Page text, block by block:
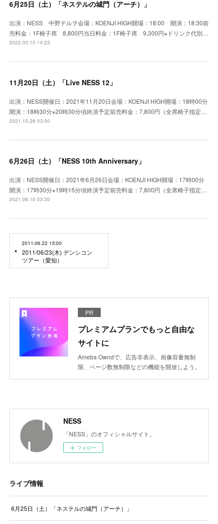
6月25日（土）「ネステルの城門（アーチ）」
出演：NESS 中野テルヲ会場：KOENJI HIGH開場：18:00 開演：18:30前
売料金：1F椅子席 8,800円当日料金：1F椅子席 9,300円※ドリンク代別…
2022.03.10 14:23
11月20日（土）「Live NESS 12」
出演：NESS開催日：2021年11月20日会場：KOENJI HIGH開場：18時00分
開演：18時30分※20時30分頃終演予定前売料金：7,800円（全席椅子指定…
2021.10.26 03:00
6月26日（土）「NESS 10th Anniversary」
出演：NESS開催日：2021年6月26日会場：KOENJI HIGH開場：17時00分
開演：17時30分※19時15分頃終演予定前売料金：7,800円（全席椅子指定…
2021.06.10 03:30
2011.06.22 15:00
2011/06/23(木) デンシコン
ツアー（愛知）
PR
プレミアムプランでもっと自由な
サイトに
Ameba Owndで、広告非表示、画像容量無制
限、ページ数無制限などの機能を開放しよう。
NESS
「NESS」のオフィシャルサイト。
フォロー
ライブ情報
6月25日（土）「ネステルの城門（アーチ）」